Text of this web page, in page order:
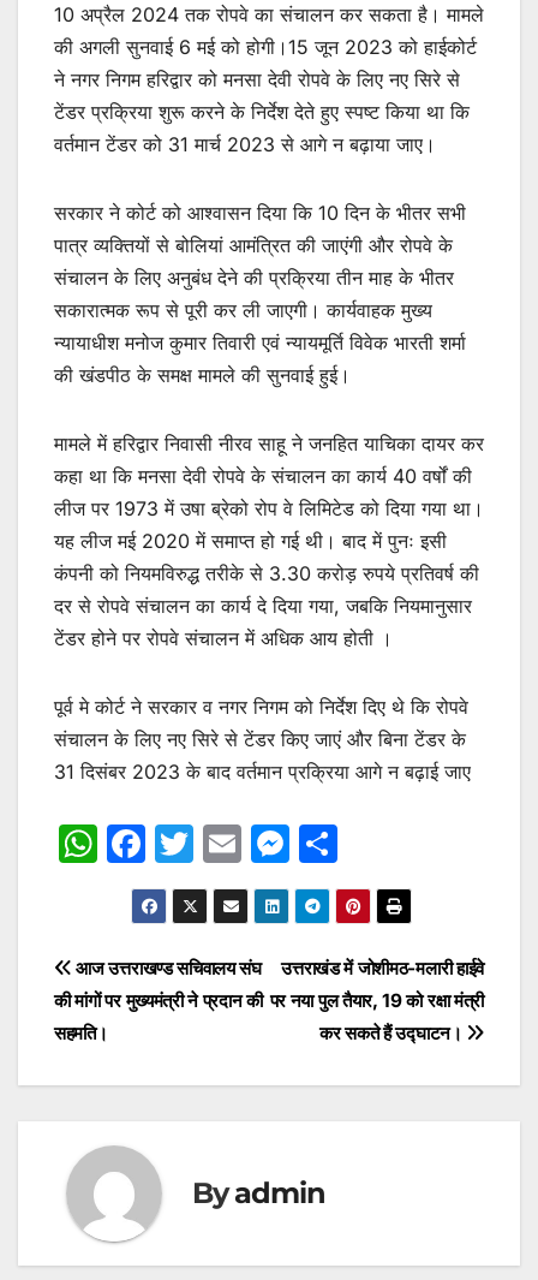
10 अप्रैल 2024 तक रोपवे का संचालन कर सकता है। मामले
की अगली सुनवाई 6 मई को होगी।15 जून 2023 को हाईकोर्ट
ने नगर निगम हरिद्वार को मनसा देवी रोपवे के लिए नए सिरे से
टेंडर प्रक्रिया शुरू करने के निर्देश देते हुए स्पष्ट किया था कि
वर्तमान टेंडर को 31 मार्च 2023 से आगे न बढ़ाया जाए।
सरकार ने कोर्ट को आश्वासन दिया कि 10 दिन के भीतर सभी
पात्र व्यक्तियों से बोलियां आमंत्रित की जाएंगी और रोपवे के
संचालन के लिए अनुबंध देने की प्रक्रिया तीन माह के भीतर
सकारात्मक रूप से पूरी कर ली जाएगी। कार्यवाहक मुख्य
न्यायाधीश मनोज कुमार तिवारी एवं न्यायमूर्ति विवेक भारती शर्मा
की खंडपीठ के समक्ष मामले की सुनवाई हुई।
मामले में हरिद्वार निवासी नीरव साहू ने जनहित याचिका दायर कर
कहा था कि मनसा देवी रोपवे के संचालन का कार्य 40 वर्षों की
लीज पर 1973 में उषा ब्रेको रोप वे लिमिटेड को दिया गया था।
यह लीज मई 2020 में समाप्त हो गई थी। बाद में पुनः इसी
कंपनी को नियमविरुद्ध तरीके से 3.30 करोड़ रुपये प्रतिवर्ष की
दर से रोपवे संचालन का कार्य दे दिया गया, जबकि नियमानुसार
टेंडर होने पर रोपवे संचालन में अधिक आय होती ।
पूर्व मे कोर्ट ने सरकार व नगर निगम को निर्देश दिए थे कि रोपवे
संचालन के लिए नए सिरे से टेंडर किए जाएं और बिना टेंडर के
31 दिसंबर 2023 के बाद वर्तमान प्रक्रिया आगे न बढ़ाई जाए
W
s
A
p
p
F
a
c
e
b
o
T
w
itt
er
E
m
ai
l
M
e
s
s
e
g
h
ar
e
Post
navigation
उत्तराखंड में जोशीमठ-मलारी हाईवे
पर नया पुल तैयार, 19 को रक्षा मंत्री
कर सकते हैं उद्घाटन।
आज उत्तराखण्ड सचिवालय संघ
की मांगों पर मुख्यमंत्री ने प्रदान की
सहमति।
Byadmin